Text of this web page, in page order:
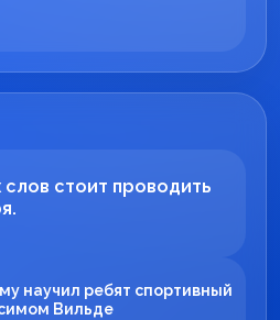
стоит проводить
научил ребят спортивный
Вильде